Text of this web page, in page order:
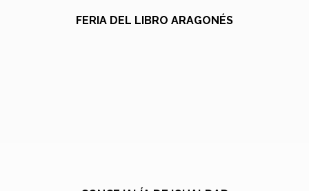
FERIA DEL LIBRO ARAGONÉS